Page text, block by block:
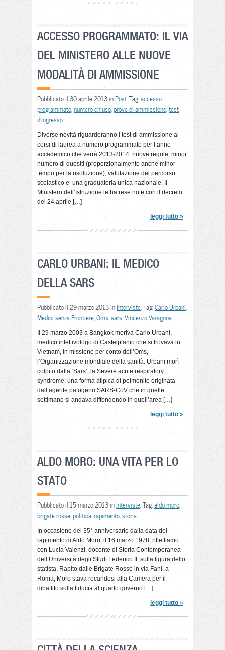
ACCESSO PROGRAMMATO: IL VIA
DEL MINISTERO ALLE NUOVE
MODALITÀ DI AMMISSIONE
Pubblicato il 30 aprile 2013 inPost . Tag:accesso
programmato numero chiuso prove di ammissione test
d'ingresso
Diverse novità riguarderanno i test di ammissione ai
corsi di laurea a numero programmato per l’anno
accademico che verrà 2013-2014: nuove regole, minor
numero di quesiti (proporzionalmente anche minor
tempo per la risoluzione), valutazione del percorso
scolastico e una graduatoria unica nazionale. Il
Ministero dell’Istruzione le ha rese note con il decreto
del 24 aprile […]
leggi tutto »
CARLO URBANI: IL MEDICO
DELLA SARS
Pubblicato il 29 marzo 2013 inInterviste . Tag:Carlo Urbani
Medici senza Frontiere Oms sars Vincenzo Varagona
Il 29 marzo 2003 a Bangkok moriva Carlo Urbani,
medico infettivologo di Castelplanio che si trovava in
Vietnam, in missione per conto dell’Oms,
l’Organizzazione mondiale della sanità. Urbani morì
colpito dalla ‘Sars‘, la Severe acute respiratory
syndrome, una forma atipica di polmonite originata
dall’agente patogeno SARS-CoV che in quelle
settimane si andava diffondendo in quell’area […]
leggi tutto »
ALDO MORO: UNA VITA PER LO
STATO
Pubblicato il 15 marzo 2013 inInterviste . Tag:aldo moro
brigate rosse politica rapimento storia
In occasione del 35° anniversario dalla data del
rapimento di Aldo Moro, il 16 marzo 1978, riflettiamo
con Lucia Valenzi, docente di Storia Contemporanea
dell’Università degli Studi Federico II, sulla figura dello
statista. Rapito dalle Brigate Rosse in via Fani, a
Roma, Moro stava recandosi alla Camera per il
dibattito sulla fiducia al quarto governo […]
leggi tutto »